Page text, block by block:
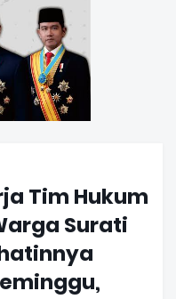
Tim Hukum
Surati